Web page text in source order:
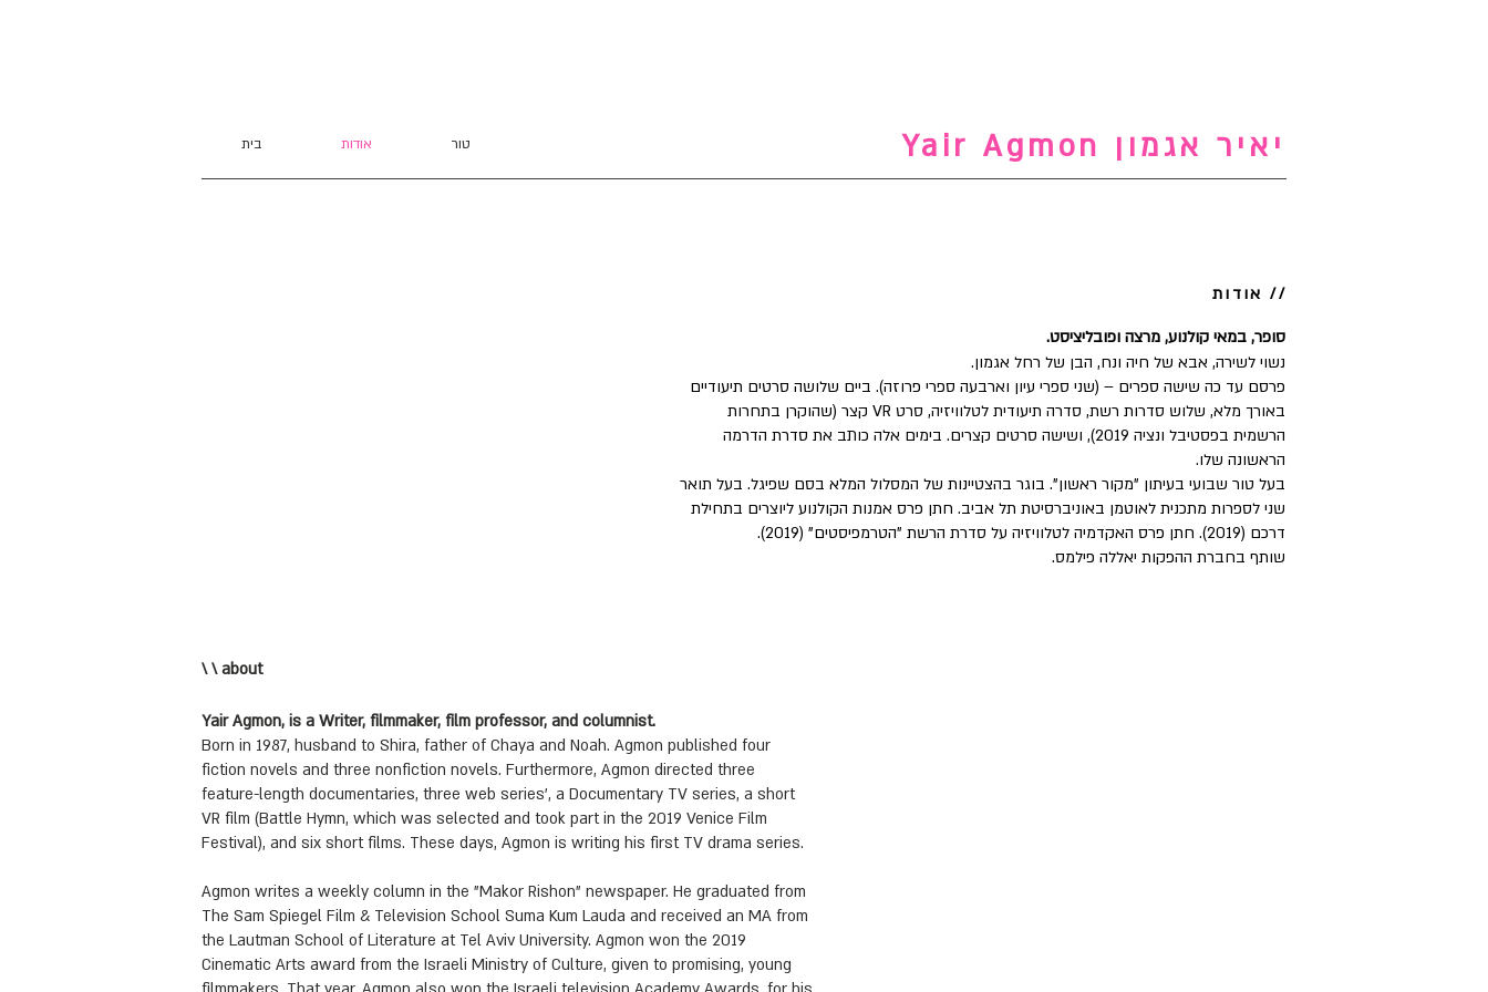
בית אודות טור יאיר אגמון Yair Agmon
// אודות
סופר, במאי קולנוע, מרצה ופובליציסט.
נשוי לשירה, אבא של חיה ונח, הבן של רחל אגמון.
פרסם עד כה שישה ספרים – (שני ספרי עיון וארבעה ספרי פרוזה). ביים שלושה סרטים תיעודיים
באורך מלא, שלוש סדרות רשת, סדרה תיעודית לטלוויזיה, סרט VR קצר (שהוקרן בתחרות
הרשמית בפסטיבל ונציה 2019), ושישה סרטים קצרים. בימים אלה כותב את סדרת הדרמה
הראשונה שלו.
בעל טור שבועי בעיתון "מקור ראשון". בוגר בהצטיינות של המסלול המלא בסם שפיגל. בעל תואר
שני לספרות מתכנית לאוטמן באוניברסיטת תל אביב. חתן פרס אמנות הקולנוע ליוצרים בתחילת
דרכם (2019). חתן פרס האקדמיה לטלוויזיה על סדרת הרשת "הטרמפיסטים" (2019).
שותף בחברת ההפקות יאללה פילמס.
\ \ about
Yair Agmon, is a Writer, filmmaker, film professor, and columnist.
Born in 1987, husband to Shira, father of Chaya and Noah. Agmon published four
fiction novels and three nonfiction novels. Furthermore, Agmon directed three
feature-length documentaries, three web series', a Documentary TV series, a short
VR film (Battle Hymn, which was selected and took part in the 2019 Venice Film
Festival), and six short films. These days, Agmon is writing his first TV drama series.
Agmon writes a weekly column in the "Makor Rishon" newspaper. He graduated from
The Sam Spiegel Film & Television School Suma Kum Lauda and received an MA from
the Lautman School of Literature at Tel Aviv University. Agmon won the 2019
Cinematic Arts award from the Israeli Ministry of Culture, given to promising, young